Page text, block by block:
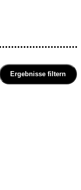
Ergebnisse filtern